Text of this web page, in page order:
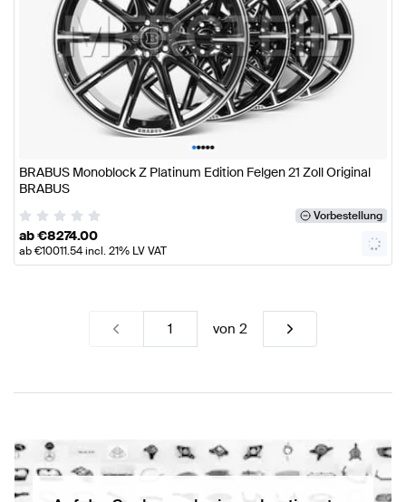
•••••
BRABUS Monoblock Z Platinum Edition Felgen 21 Zoll Original
BRABUS
Vorbestellung
ab€8274.00
ab€10011.54incl. 21% LV VAT
von 2